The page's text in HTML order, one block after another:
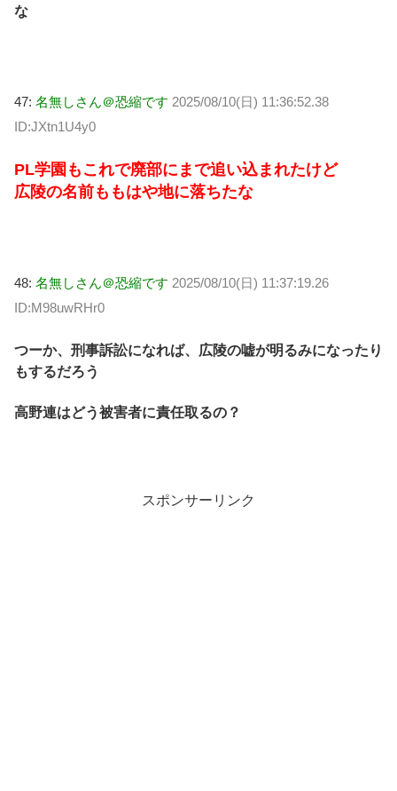
な
47: 名無しさん＠恐縮です 2025/08/10(日) 11:36:52.38
ID:JXtn1U4y0
PL学園もこれで廃部にまで追い込まれたけど
広陵の名前ももはや地に落ちたな
48: 名無しさん＠恐縮です 2025/08/10(日) 11:37:19.26
ID:M98uwRHr0
つーか、刑事訴訟になれば、広陵の嘘が明るみになったり
もするだろう
高野連はどう被害者に責任取るの？
スポンサーリンク